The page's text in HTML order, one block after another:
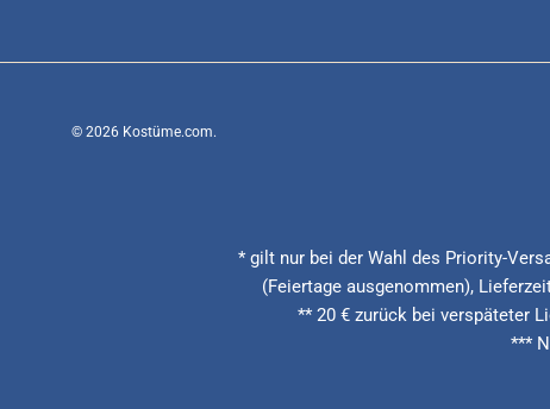
© 2026 Kostüme.com.
* gilt nur bei der Wahl des Priority-
(Feiertage ausgenommen),
** 20 € zurück bei verspäteter
***